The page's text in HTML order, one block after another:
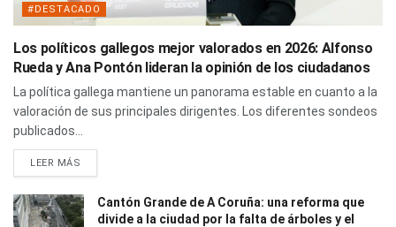
#DESTACADO
Los políticos gallegos mejor valorados en 2026: Alfonso
Rueda y Ana Pontón lideran la opinión de los ciudadanos
La política gallega mantiene un panorama estable en cuanto a la
valoración de sus principales dirigentes. Los diferentes sondeos
publicados...
LEER MÁS
Cantón Grande de A Coruña: una reforma que
divide a la ciudad por la falta de árboles y el